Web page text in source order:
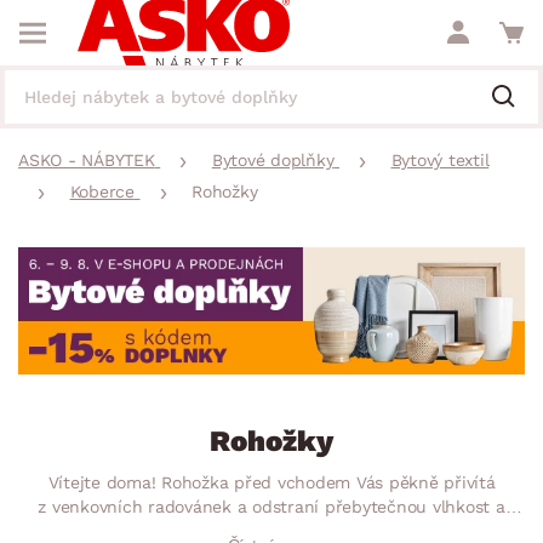
ASKO - NÁBYTEK Bytové doplňky
Bytový textil
Koberce
Rohožky
Rohožky
Vítejte doma! Rohožka před vchodem Vás pěkně přivítá
z venkovních radovánek a odstraní přebytečnou vlhkost a